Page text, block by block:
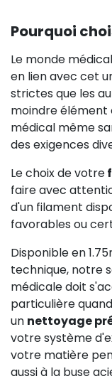
Pourquoi
Le monde
en lien avec cet
strictes que les
moindre élément
médical même
des exigences
Le choix de votre
faire avec
d'un filament
favorables ou
Disponible en
technique, notre
médicale doit
particulière
un nettoyage
votre système
votre matière
aussi à la buse